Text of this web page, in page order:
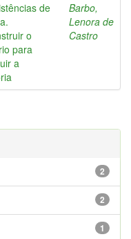
de
o
para
a
Barbo,
Lenora de
Castro
2
2
1